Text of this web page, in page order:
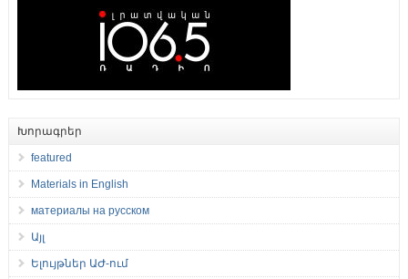
Խորագրեր
featured
Materials in English
материалы на русском
Այլ
Ելույթներ ԱԺ-ում